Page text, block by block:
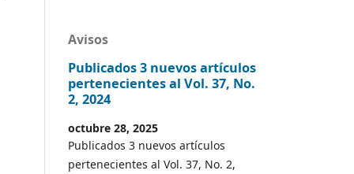
Avisos
Publicados 3 nuevos artículos
pertenecientes al Vol. 37, No.
2, 2024
octubre 28, 2025
Publicados 3 nuevos artículos
pertenecientes al Vol. 37, No. 2,